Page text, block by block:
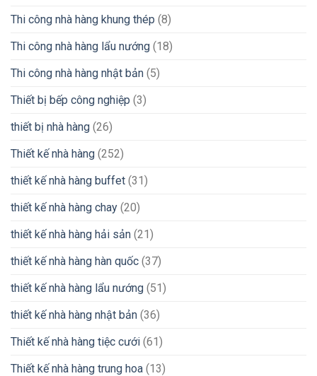
Thi công nhà hàng khung thép (8)
Thi công nhà hàng lẩu nướng (18)
Thi công nhà hàng nhật bản (5)
Thiết bị bếp công nghiệp (3)
thiết bị nhà hàng (26)
Thiết kế nhà hàng (252)
thiết kế nhà hàng buffet (31)
thiết kế nhà hàng chay (20)
thiết kế nhà hàng hải sản (21)
thiết kế nhà hàng hàn quốc (37)
thiết kế nhà hàng lẩu nướng (51)
thiết kế nhà hàng nhật bản (36)
Thiết kế nhà hàng tiệc cưới (61)
Thiết kế nhà hàng trung hoa (13)